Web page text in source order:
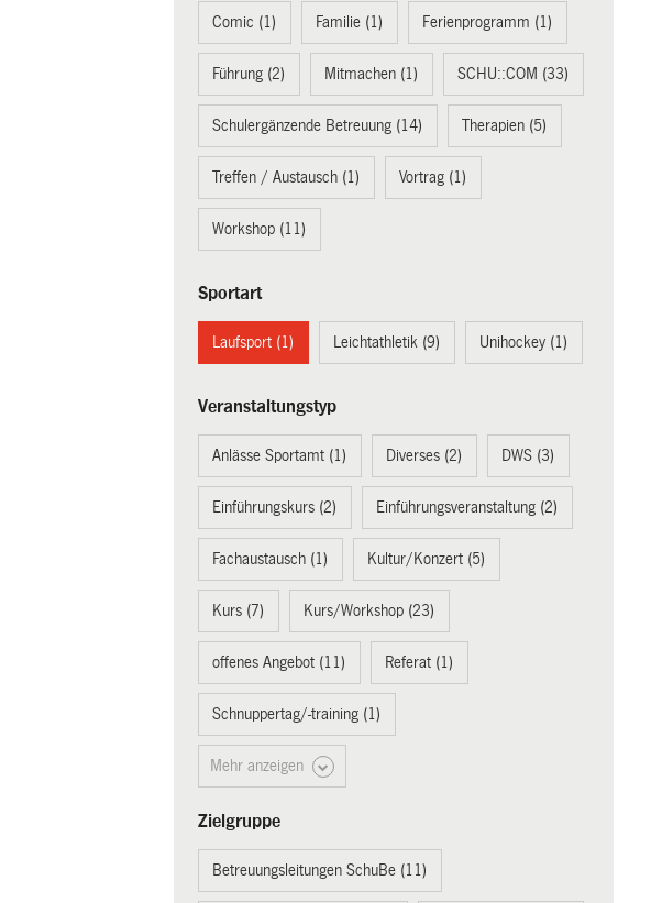
Comic (1) Familie (1) Ferienprogramm (1)
Führung (2) Mitmachen (1) SCHU::COM (33)
Schulergänzende Betreuung (14) Therapien (5)
Treffen / Austausch (1) Vortrag (1)
Workshop (11)
Sportart
Laufsport (1) Leichtathletik (9) Unihockey (1)
Veranstaltungstyp
Anlässe Sportamt (1) Diverses (2) DWS (3)
Einführungskurs (2) Einführungsveranstaltung (2)
Fachaustausch (1) Kultur/Konzert (5)
Kurs (7) Kurs/Workshop (23)
offenes Angebot (11) Referat (1)
Schnuppertag/-training (1)
Mehr anzeigen
Zielgruppe
Betreuungsleitungen SchuBe (11)